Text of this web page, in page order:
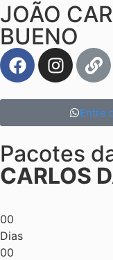
JOÃO
BUENO
Entre
Pacotes
CARLOS
00
Dias
00